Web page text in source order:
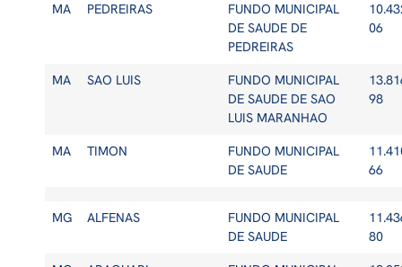
MA PEDREIRAS
FUNDO MUNICIPAL
DE SAUDE DE
PEDREIRAS
06
MA SAO LUIS
FUNDO MUNICIPAL
DE SAUDE DE SAO
LUIS MARANHAO
98
MA TIMON
FUNDO MUNICIPAL
DE SAUDE
66
MG ALFENAS
FUNDO MUNICIPAL
DE SAUDE
80